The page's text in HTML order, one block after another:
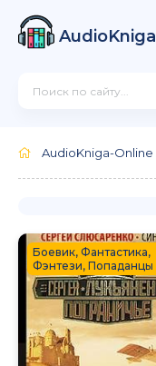
AudioKniga
AudioKniga-Online
Боевик, Фантастика,
Фэнтези, Попаданцы